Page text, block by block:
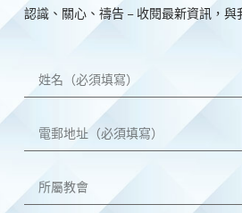
認識、關心、禱告 – 收閱最新資訊，與